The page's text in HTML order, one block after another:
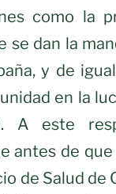
como la
se dan la
y de
en la
A este
antes de
de Salud de